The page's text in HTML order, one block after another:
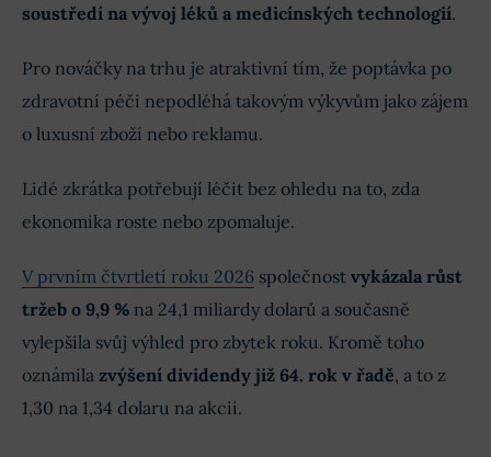
soustředí na vývoj léků a medicínských technologií.
Pro nováčky na trhu je atraktivní tím, že poptávka po
zdravotní péči nepodléhá takovým výkyvům jako zájem
o luxusní zboží nebo reklamu.
Lidé zkrátka potřebují léčit bez ohledu na to, zda
ekonomika roste nebo zpomaluje.
V prvním čtvrtletí roku 2026 společnost vykázala růst
tržeb o 9,9 % na 24,1 miliardy dolarů a současně
vylepšila svůj výhled pro zbytek roku. Kromě toho
oznámila zvýšení dividendy již 64. rok v řadě, a to z
1,30 na 1,34 dolaru na akcii.